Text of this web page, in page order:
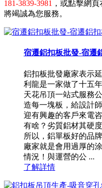
181-3839-3981 ，或點擊網
將竭誠為您服務。
宿遷鋁扣板批發-宿遷
鋁扣板批發廠家表示
利龍是一家做了十五
天花吊頂一站式服務
造每一塊板，給設計
迎有興趣的客戶來電
有啥？劣質鋁材其硬
所以，鋁單板好的品
廠家就是會用過厚的
情況！與運營的公 ...
了解詳情